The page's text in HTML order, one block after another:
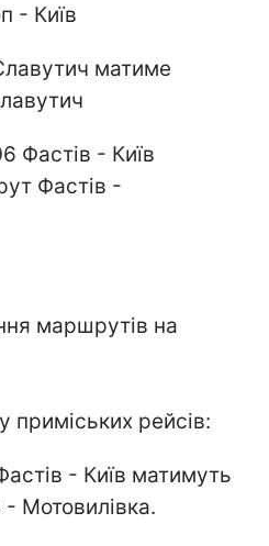
- Київ
матиме
- Київ
Фастів -
маршрутів на
рейсів:
- Київ матимуть
Мотовилівка.